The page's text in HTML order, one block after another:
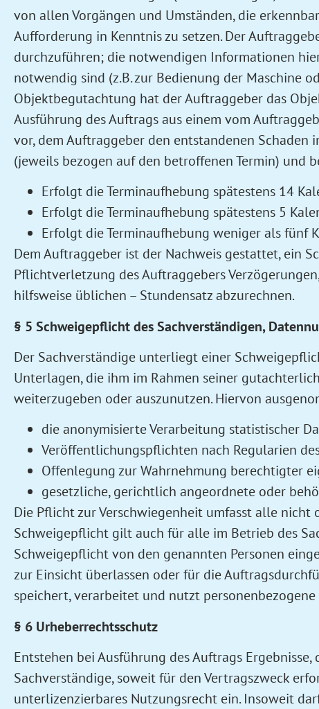
von allen Vorgängen und Umständen, die
Aufforderung in Kenntnis zu setzen. Der
durchzuführen; die notwendigen Informationen
notwendig sind (z.B. zur Bedienung der Maschine
Objektbegutachtung hat der Auftraggeber das
Ausführung des Auftrags aus einem vom
vor, dem Auftraggeber den entstandenen
(jeweils bezogen auf den betroffenen Termin) und
Erfolgt die Terminaufhebung spätestens 14
Erfolgt die Terminaufhebung spätestens 5
Erfolgt die Terminaufhebung weniger als fünf
Dem Auftraggeber ist der Nachweis gestattet, ein
Pflichtverletzung des Auftraggebers
hilfsweise üblichen – Stundensatz abzurechnen.
§ 5 Schweigepflicht des Sachverständigen,
Der Sachverständige unterliegt einer
Unterlagen, die ihm im Rahmen seiner
weiterzugeben oder auszunutzen. Hiervon
die anonymisierte Verarbeitung statistischer
Veröffentlichungspflichten nach Regularien
Offenlegung zur Wahrnehmung berechtigter
gesetzliche, gerichtlich angeordnete oder
Die Pflicht zur Verschwiegenheit umfasst alle nicht
Schweigepflicht gilt auch für alle im Betrieb des
Schweigepflicht von den genannten Personen
zur Einsicht überlassen oder für die
speichert, verarbeitet und nutzt
§ 6 Urheberrechtsschutz
Entstehen bei Ausführung des Auftrags
Sachverständige, soweit für den Vertragszweck
unterlizenzierbares Nutzungsrecht ein. Insoweit